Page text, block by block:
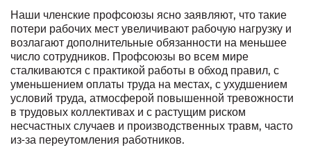
Наши членские профсоюзы ясно заявляют, что такие
потери рабочих мест увеличивают рабочую нагрузку и
возлагают дополнительные обязанности на меньшее
число сотрудников. Профсоюзы во всем мире
сталкиваются с практикой работы в обход правил, с
уменьшением оплаты труда на местах, с ухудшением
условий труда, атмосферой повышенной тревожности
в трудовых коллективах и с растущим риском
несчастных случаев и производственных травм, часто
из-за переутомления работников.